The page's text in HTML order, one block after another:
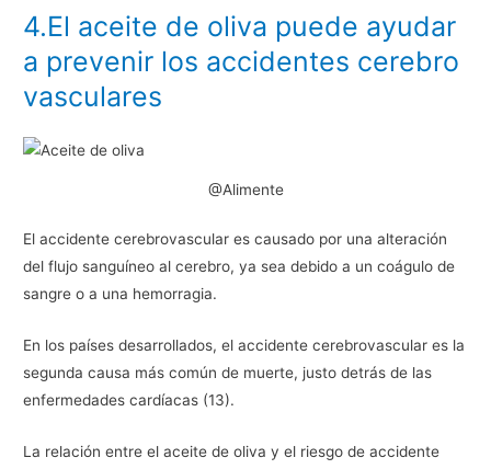
4.El aceite de oliva puede ayudar
a prevenir los accidentes cerebro
vasculares
@Alimente
El accidente cerebrovascular es causado por una alteración
del flujo sanguíneo al cerebro, ya sea debido a un coágulo de
sangre o a una hemorragia.
En los países desarrollados, el accidente cerebrovascular es la
segunda causa más común de muerte, justo detrás de las
enfermedades cardíacas (13).
La relación entre el aceite de oliva y el riesgo de accidente